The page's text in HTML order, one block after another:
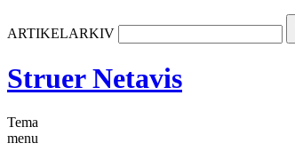
ARTIKELARKIV
Struer Netavis
Tema
menu